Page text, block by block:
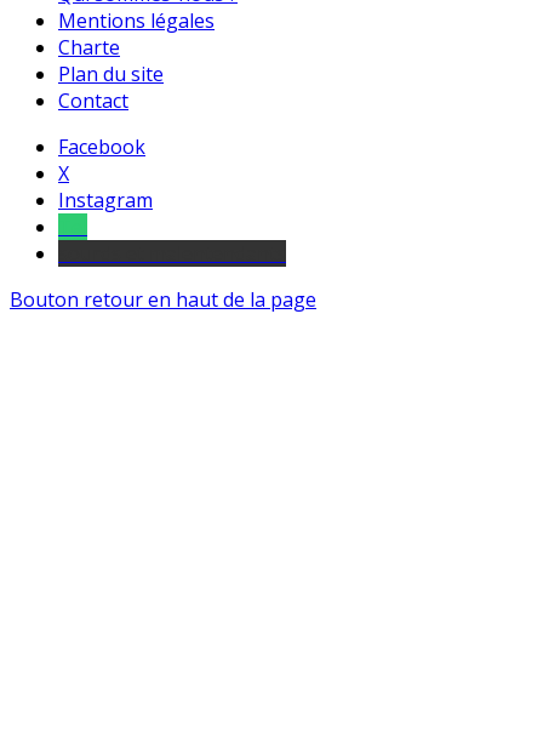
Mentions légales
Charte
Plan du site
Contact
Facebook
X
Instagram
Bouton retour en haut de la page